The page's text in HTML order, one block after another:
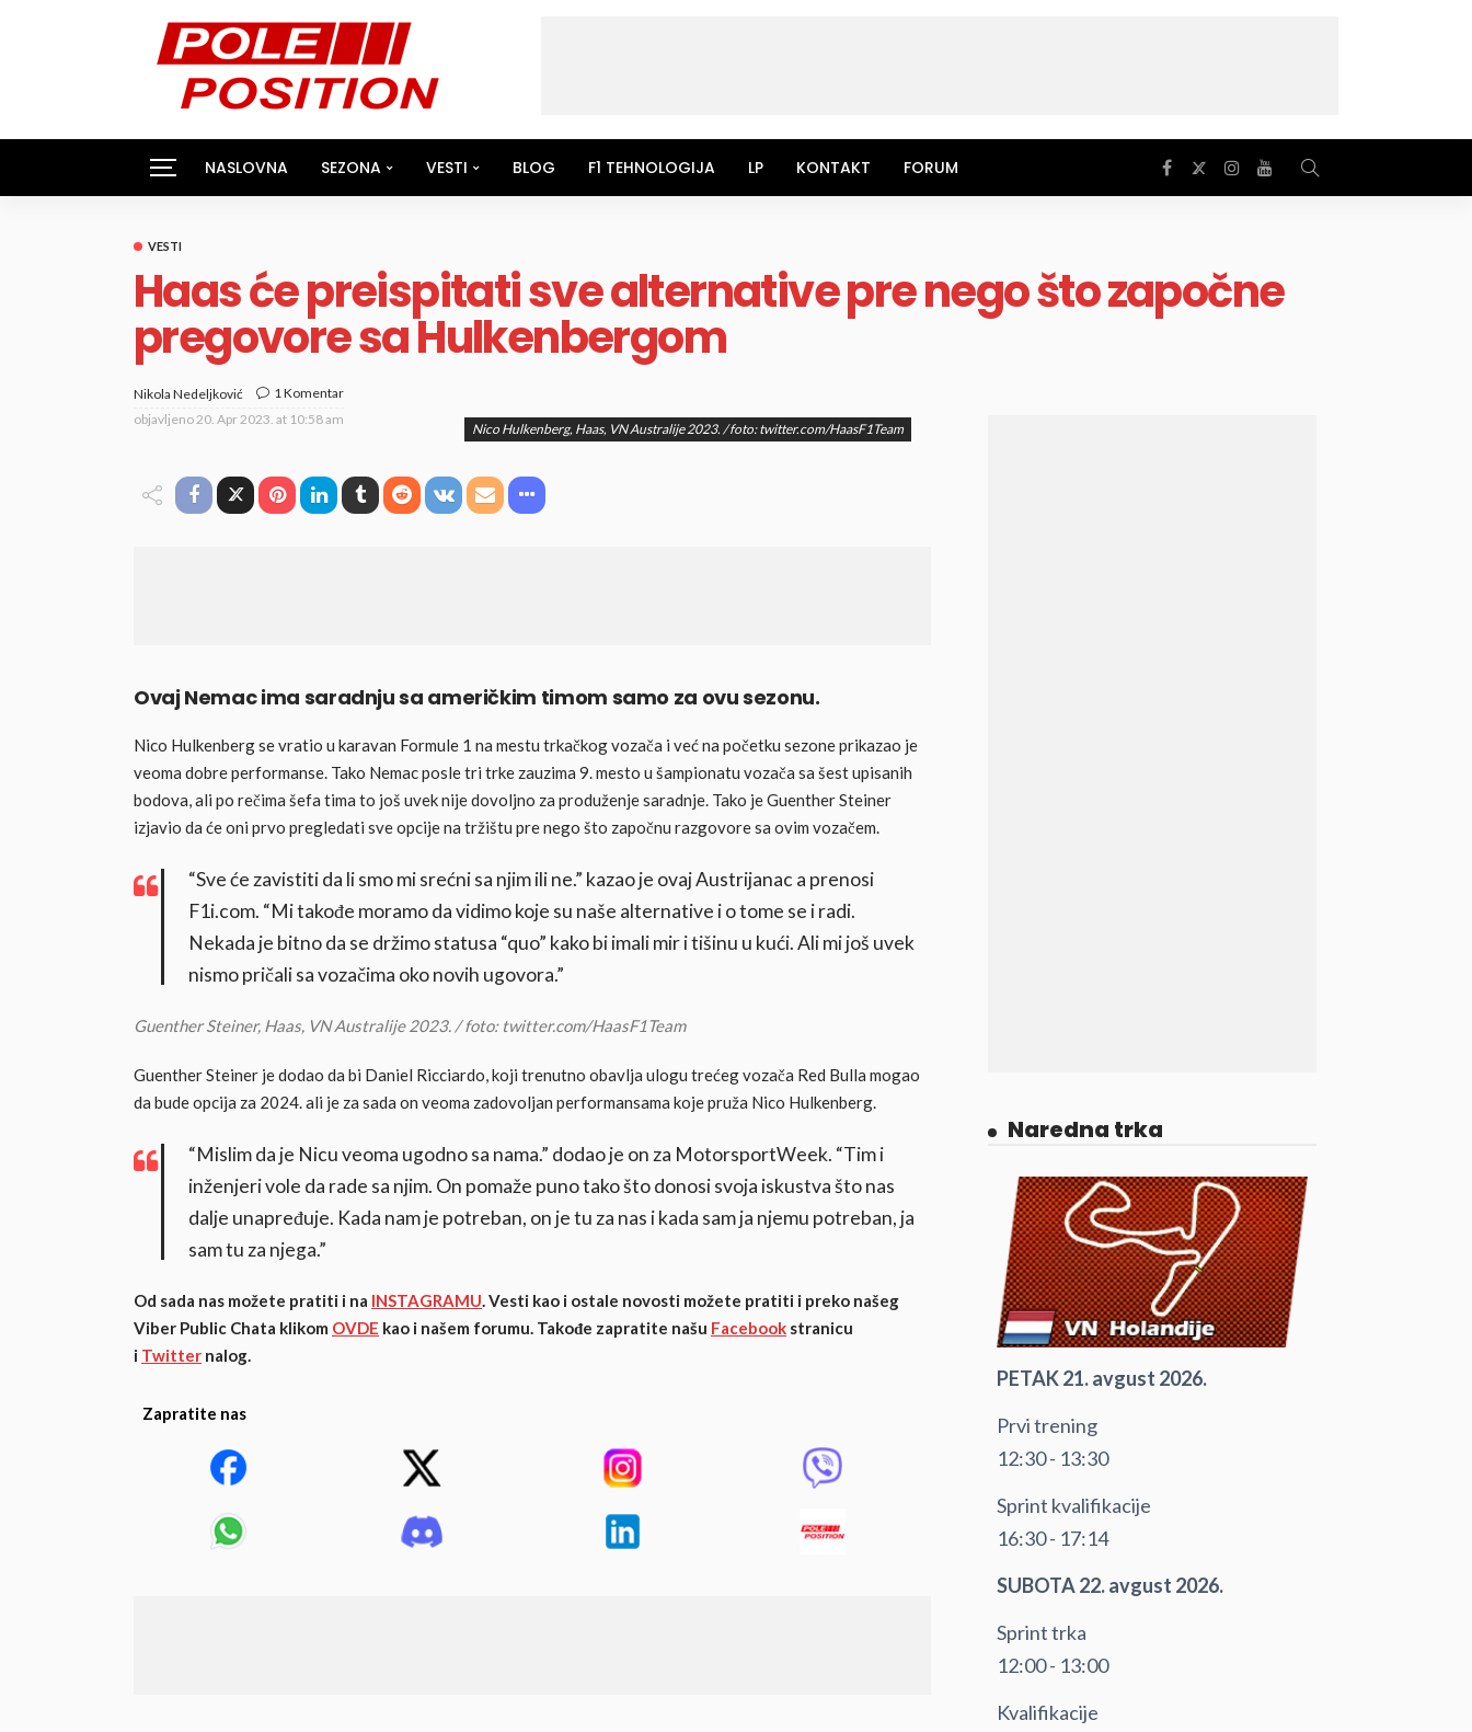
NASLOVNA SEZONA VESTI BLOG F1 TEHNOLOGIJA LP KONTAKT FORUM
VESTI
Haas će preispitati sve alternative pre nego što započne
pregovore sa Hulkenbergom
Nikola Nedeljković
1 Komentar
objavljeno 20. Apr 2023. at 10:58 am
Nico Hulkenberg, Haas, VN Australije 2023. / foto: twitter.com/HaasF1Team
Ovaj Nemac ima saradnju sa američkim timom samo za ovu sezonu.
Nico Hulkenberg se vratio u karavan Formule 1 na mestu trkačkog vozača i već na početku sezone prikazao je
veoma dobre performanse. Tako Nemac posle tri trke zauzima 9. mesto u šampionatu vozača sa šest upisanih
bodova, ali po rečima šefa tima to još uvek nije dovoljno za produženje saradnje. Tako je Guenther Steiner
izjavio da će oni prvo pregledati sve opcije na tržištu pre nego što započnu razgovore sa ovim vozačem.
“Sve će zavistiti da li smo mi srećni sa njim ili ne.” kazao je ovaj Austrijanac a prenosi
F1i.com. “Mi takođe moramo da vidimo koje su naše alternative i o tome se i radi.
Nekada je bitno da se držimo statusa “quo” kako bi imali mir i tišinu u kući. Ali mi još uvek
nismo pričali sa vozačima oko novih ugovora.”
Guenther Steiner, Haas, VN Australije 2023. / foto: twitter.com/HaasF1Team
Guenther Steiner je dodao da bi Daniel Ricciardo, koji trenutno obavlja ulogu trećeg vozača Red Bulla mogao
da bude opcija za 2024. ali je za sada on veoma zadovoljan performansama koje pruža Nico Hulkenberg.
“Mislim da je Nicu veoma ugodno sa nama.” dodao je on za MotorsportWeek. “Tim i
inženjeri vole da rade sa njim. On pomaže puno tako što donosi svoja iskustva što nas
dalje unapređuje. Kada nam je potreban, on je tu za nas i kada sam ja njemu potreban, ja
sam tu za njega.”
Od sada nas možete pratiti i na INSTAGRAMU. Vesti kao i ostale novosti možete pratiti i preko našeg
Viber Public Chata klikom OVDE kao i našem forumu. Takođe zapratite našu Facebook stranicu
i Twitter nalog.
Zapratite nas
Naredna trka
PETAK 21. avgust 2026.
Prvi trening
12:30 - 13:30
Sprint kvalifikacije
16:30 - 17:14
SUBOTA 22. avgust 2026.
Sprint trka
12:00 - 13:00
Kvalifikacije